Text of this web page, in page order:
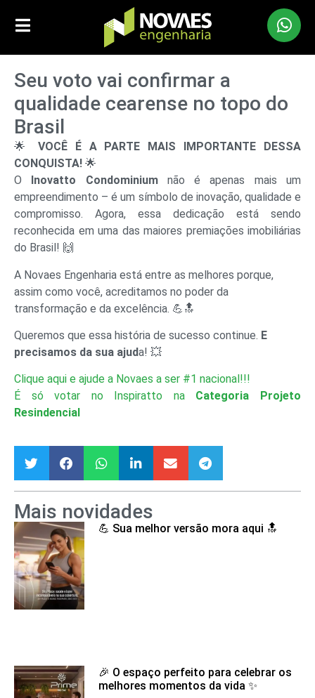
Seu voto vai confirmar a
qualidade cearense no topo do
Brasil
🌟 VOCÊ É A PARTE MAIS IMPORTANTE DESSA
CONQUISTA! 🌟
O
Inovatto Condominiumnão é apenas mais um
empreendimento – é um símbolo de inovação, qualidade e
compromisso. Agora, essa dedicação está sendo
reconhecida em uma das maiores premiações imobiliárias
do Brasil! 🙌
A Novaes Engenharia está entre as melhores porque,
assim como você, acreditamos no poder da
transformação e da excelência. 💪🔝
Queremos que essa história de sucesso continue. E
precisamos da sua ajuda! 💥
Clique aqui e ajude a Novaes a ser #1 nacional!!!
É só votar no Inspiratto na Categoria Projeto
Resindencial
Mais novidades
💪 Sua melhor versão mora aqui 🔝
🎉 O espaço perfeito para celebrar os
melhores momentos da vida ✨